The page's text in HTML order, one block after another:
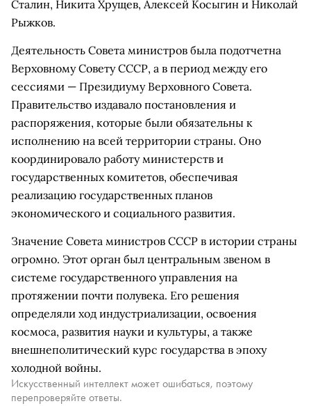
Сталин, Никита Хрущев, Алексей Косыгин и Николай
Рыжков.
Деятельность Совета министров была подотчетна
Верховному Совету СССР, а в период между его
сессиями — Президиуму Верховного Совета.
Правительство издавало постановления и
распоряжения, которые были обязательны к
исполнению на всей территории страны. Оно
координировало работу министерств и
государственных комитетов, обеспечивая
реализацию государственных планов
экономического и социального развития.
Значение Совета министров СССР в истории страны
огромно. Этот орган был центральным звеном в
системе государственного управления на
протяжении почти полувека. Его решения
определяли ход индустриализации, освоения
космоса, развития науки и культуры, а также
внешнеполитический курс государства в эпоху
холодной войны.
Искусственный интеллект может ошибаться, поэтому
перепроверяйте ответы.